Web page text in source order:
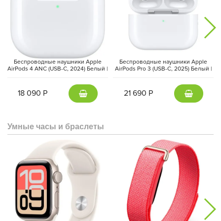
Носимое устройство для записи звука с использованием
ИИ
Фиксирует все важные моменты
Интеллектуальная обработка звука и выделение
ключевых моментов
Распознавание различных голосов
Простое управление одной кнопкой
Автоматическая синхронизация с другими устройствами
Удобный доступ к записям через приложение
Возможность редактирования и организации заметок
Беспроводные наушники Apple
AirPods 4 ANC (USB-C, 2024) Белый |
18 090 Р
Беспроводные наушники Apple
AirPods Pro 3 (USB-C, 2025) Белый |
21 690 Р
Умные часы и браслеты